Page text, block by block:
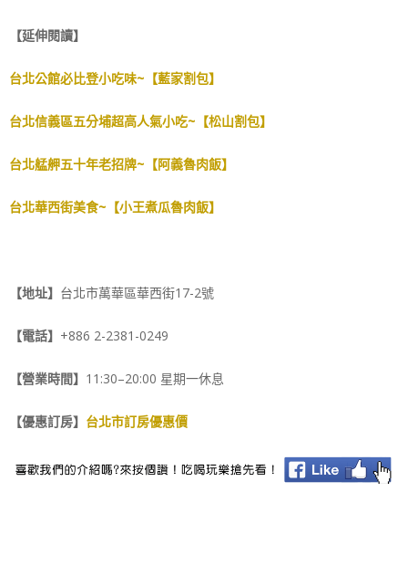
【延伸閱讀】
台北公館必比登小吃味~【藍家割包】
台北信義區五分埔超高人氣小吃~【松山割包】
台北艋舺五十年老招牌~【阿義魯肉飯】
台北華西街美食~【小王煮瓜魯肉飯】
【地址】 台北市萬華區華西街17-2號
【電話】 +886 2-2381-0249
【營業時間】 11:30–20:00 星期一休息
【優惠訂房】 台北市訂房優惠價